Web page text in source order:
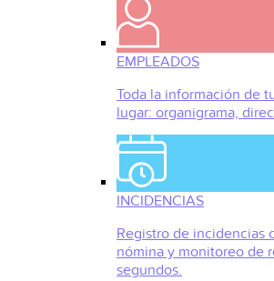
EMPLEADOS
Toda la información de
lugar: organigrama,
INCIDENCIAS
Registro de incidencias
nómina y monitoreo de
segundos.